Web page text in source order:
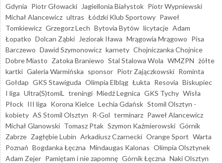
Gdynia Piotr Głowacki Jagiellonia Białystok Piotr Wypniewski
Michał Alancewicz ultras Łódzki Klub Sportowy Paweł
Tomkiewicz Grzegorz Lech Bytovia Bytów licytacje Adam
Łopatko Dolcan Ząbki Jeziorak Iława Mrągowia Mrągowo Pisa
Barczewo Dawid Szymonowicz karnety Chojniczanka Chojnice
Dobre Miasto Zatoka Braniewo Stal Stalowa Wola WMZPN żółte
kartki Galeria Warmińska sponsor Piotr Zajączkowski Rominta
Gołdap GKS Stawiguda Olimpia Elbląg Łukta Resovia Biskupiec
I liga Ultra(S)tomiL treningi Miedź Legnica GKS Tychy Wisła
Płock III liga Korona Kielce Lechia Gdańsk Stomil Olsztyn -
kobiety AS Stomil Olsztyn R-Gol terminarz Paweł Alancewicz
Michał Glanowski Tomasz Ptak Szymon Kaźmierowski Górnik
Zabrze Zagłębie Lubin Arkadiusz Czarnecki Orange Sport Warta
Poznań Bogdanka Łęczna Mindaugas Kalonas Olimpia Olsztynek
Adam Zejer Pamiętam i nie zapomnę Górnik Łęczna Naki Olsztyn